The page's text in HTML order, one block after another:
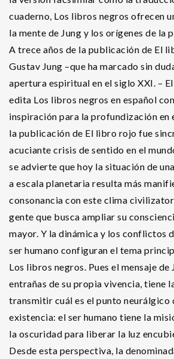
cuaderno, Los libros negros ofrecen
la mente de Jung y los orígenes de la
A trece años de la publicación de El
Gustav Jung –que ha marcado sin
apertura espiritual en el siglo XXI. –
edita Los libros negros en español
inspiración para la profundización en
la publicación de El libro rojo fue
acuciante crisis de sentido en el
se advierte que hoy la situación de
a escala planetaria resulta más
consonancia con este clima
gente que busca ampliar su
mayor. Y la dinámica y los conflictos
ser humano configuran el tema
Los libros negros. Pues el mensaje de
entrañas de su propia vivencia, tiene
transmitir cuál es el punto neurálgico
existencia: el ser humano tiene la
la oscuridad para liberar la luz
Desde esta perspectiva, la